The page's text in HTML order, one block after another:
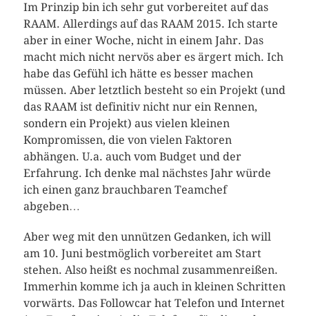
Im Prinzip bin ich sehr gut vorbereitet auf das
RAAM. Allerdings auf das RAAM 2015. Ich starte
aber in einer Woche, nicht in einem Jahr. Das
macht mich nicht nervös aber es ärgert mich. Ich
habe das Gefühl ich hätte es besser machen
müssen. Aber letztlich besteht so ein Projekt (und
das RAAM ist definitiv nicht nur ein Rennen,
sondern ein Projekt) aus vielen kleinen
Kompromissen, die von vielen Faktoren
abhängen. U.a. auch vom Budget und der
Erfahrung. Ich denke mal nächstes Jahr würde
ich einen ganz brauchbaren Teamchef
abgeben…
Aber weg mit den unnützen Gedanken, ich will
am 10. Juni bestmöglich vorbereitet am Start
stehen. Also heißt es nochmal zusammenreißen.
Immerhin komme ich ja auch in kleinen Schritten
vorwärts. Das Followcar hat Telefon und Internet